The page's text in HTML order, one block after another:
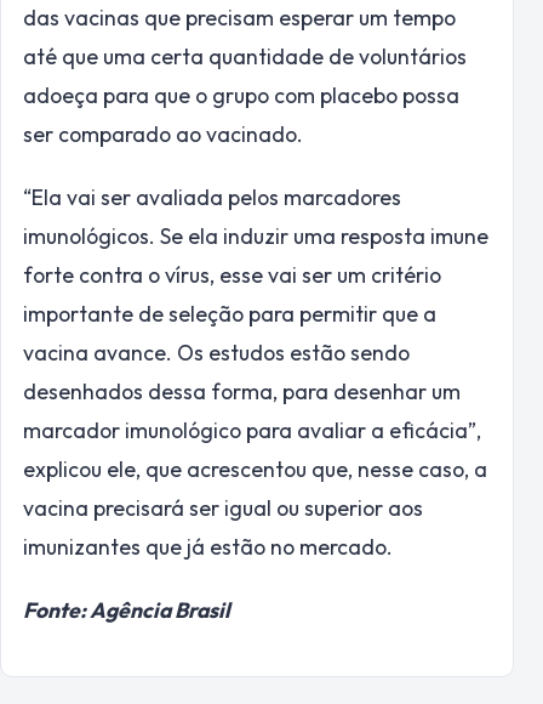
das vacinas que precisam esperar um tempo
até que uma certa quantidade de voluntários
adoeça para que o grupo com placebo possa
ser comparado ao vacinado.
“Ela vai ser avaliada pelos marcadores
imunológicos. Se ela induzir uma resposta imune
forte contra o vírus, esse vai ser um critério
importante de seleção para permitir que a
vacina avance. Os estudos estão sendo
desenhados dessa forma, para desenhar um
marcador imunológico para avaliar a eficácia”,
explicou ele, que acrescentou que, nesse caso, a
vacina precisará ser igual ou superior aos
imunizantes que já estão no mercado.
Fonte: Agência Brasil